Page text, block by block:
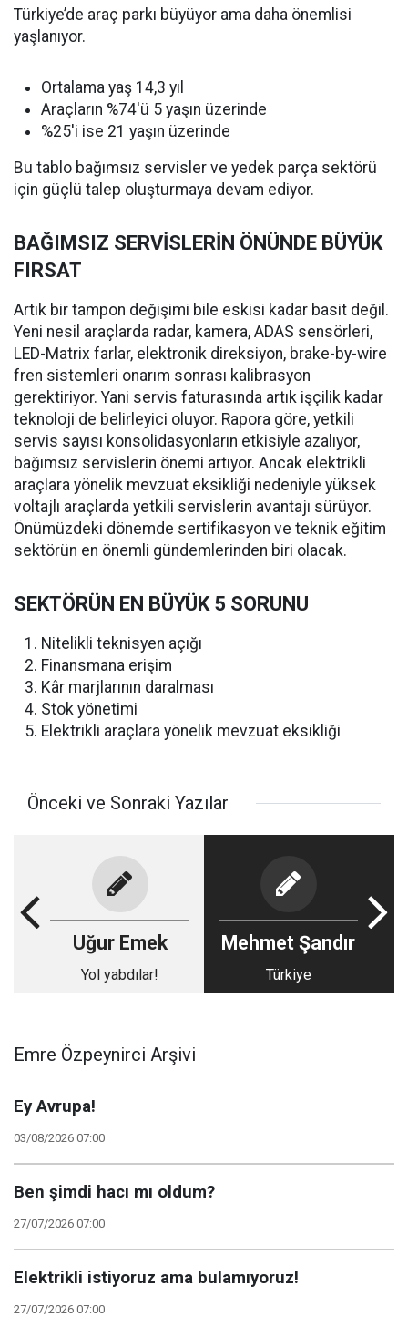
Türkiye’de araç parkı büyüyor ama daha önemlisi
yaşlanıyor.
Ortalama yaş 14,3 yıl
Araçların %74'ü 5 yaşın üzerinde
%25'i ise 21 yaşın üzerinde
Bu tablo bağımsız servisler ve yedek parça sektörü
için güçlü talep oluşturmaya devam ediyor.
BAĞIMSIZ SERVİSLERİN ÖNÜNDE BÜYÜK
FIRSAT
Artık bir tampon değişimi bile eskisi kadar basit değil.
Yeni nesil araçlarda radar, kamera, ADAS sensörleri,
LED-Matrix farlar, elektronik direksiyon, brake-by-wire
fren sistemleri onarım sonrası kalibrasyon
gerektiriyor. Yani servis faturasında artık işçilik kadar
teknoloji de belirleyici oluyor. Rapora göre, yetkili
servis sayısı konsolidasyonların etkisiyle azalıyor,
bağımsız servislerin önemi artıyor. Ancak elektrikli
araçlara yönelik mevzuat eksikliği nedeniyle yüksek
voltajlı araçlarda yetkili servislerin avantajı sürüyor.
Önümüzdeki dönemde sertifikasyon ve teknik eğitim
sektörün en önemli gündemlerinden biri olacak.
SEKTÖRÜN EN BÜYÜK 5 SORUNU
Nitelikli teknisyen açığı
Finansmana erişim
Kâr marjlarının daralması
Stok yönetimi
Elektrikli araçlara yönelik mevzuat eksikliği
Önceki ve Sonraki Yazılar
Uğur Emek
Yol yabdılar!
Mehmet Şandır
Türkiye
Emre Özpeynirci Arşivi
Ey Avrupa!
03/08/2026 07:00
Ben şimdi hacı mı oldum?
27/07/2026 07:00
Elektrikli istiyoruz ama bulamıyoruz!
27/07/2026 07:00